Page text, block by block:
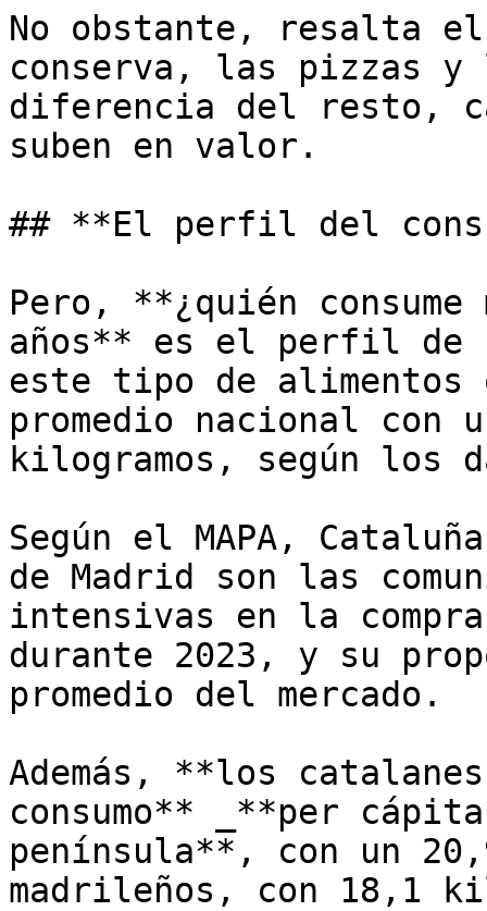
No obstante, resalta el
conserva, las pizzas y
diferencia del resto,
suben en valor.
## **El perfil del
Pero, **¿quién
años** es el perfil de
este tipo de alimentos
promedio nacional con
kilogramos, según los
Según el MAPA,
de Madrid son las
intensivas en la
durante 2023, y su
promedio del mercado.
Además, **los
consumo** _**per
península**, con un
madrileños, con 18,1